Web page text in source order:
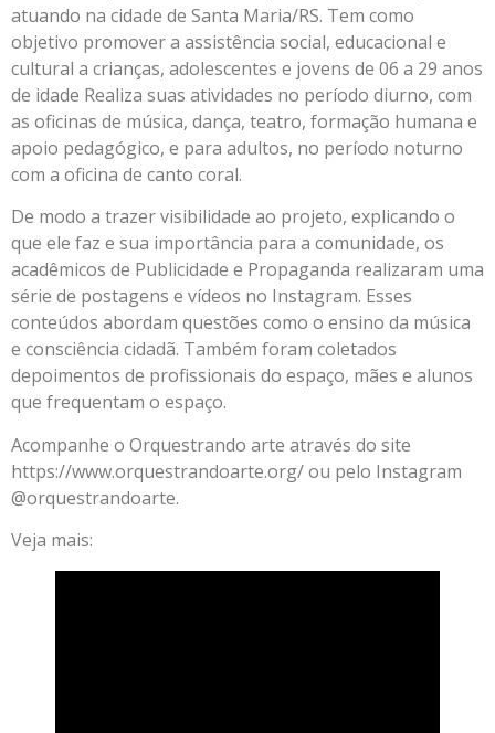
atuando na cidade de Santa Maria/RS. Tem como
objetivo promover a assistência social, educacional e
cultural a crianças, adolescentes e jovens de 06 a 29 anos
de idade Realiza suas atividades no período diurno, com
as oficinas de música, dança, teatro, formação humana e
apoio pedagógico, e para adultos, no período noturno
com a oficina de canto coral.
De modo a trazer visibilidade ao projeto, explicando o
que ele faz e sua importância para a comunidade, os
acadêmicos de Publicidade e Propaganda realizaram uma
série de postagens e vídeos no Instagram. Esses
conteúdos abordam questões como o ensino da música
e consciência cidadã. Também foram coletados
depoimentos de profissionais do espaço, mães e alunos
que frequentam o espaço.
Acompanhe o Orquestrando arte através do site
https://www.orquestrandoarte.org/ ou pelo Instagram
@orquestrandoarte.
Veja mais: